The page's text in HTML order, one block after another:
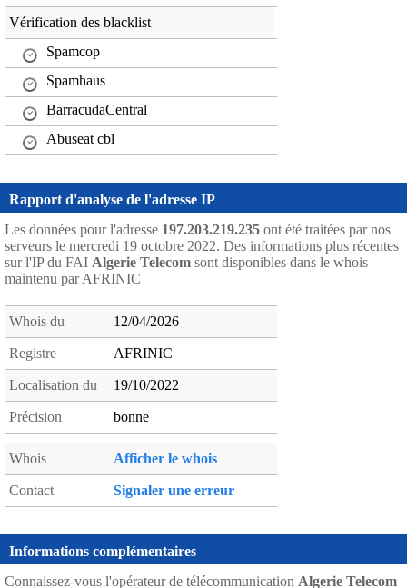
154.121.26.100à Ouargla
154.241.72.227 à Relizane
196.20.73.159à non communique
197.205.71.60à Constantine
Vérification des blacklist
Spamcop
Spamhaus
BarracudaCentral
Abuseat cbl
Rapport d'analyse de l'adresse IP
Les données pour l'adresse 197.203.219.235 ont été traitées par nos
serveurs le mercredi 19 octobre 2022. Des informations plus récentes
sur l'IP du FAI Algerie Telecom sont disponibles dans le whois
maintenu par AFRINIC
Whois du 12/04/2026
Registre AFRINIC
Localisation du 19/10/2022
Précision bonne
Whois Afficher le whois
Contact Signaler une erreur
Informations complémentaires
Connaissez-vous l'opérateur de télécommunication Algerie Telecom